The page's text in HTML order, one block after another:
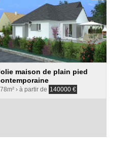
maison de plain pied
› à partir de 140000€